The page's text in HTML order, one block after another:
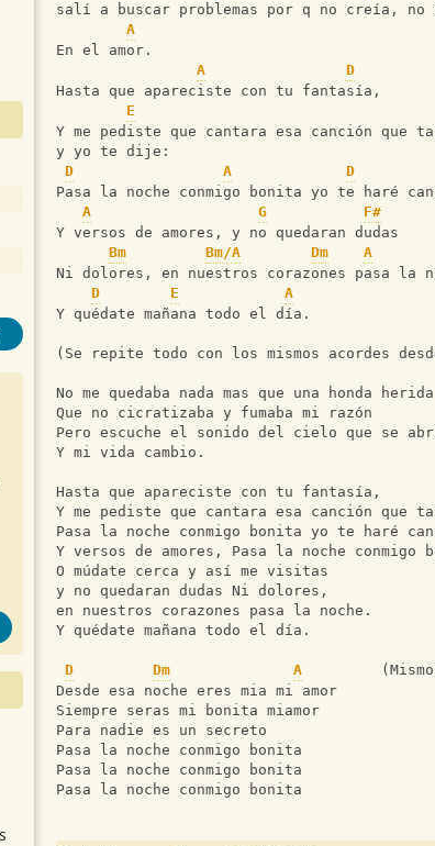
salí a buscar problemas por q no creía, no
A
En el amor.
A
D
Hasta que apareciste con tu fantasía,
E
Y me pediste que cantara esa canción que
y yo te dije:
D
A
D
Pasa la noche conmigo bonita yo te haré
A
G
F#
Y versos de amores, y no quedaran dudas
Bm
Bm/A Dm
A
Ni dolores, en nuestros corazones pasa la
D
E
A
Y quédate mañana todo el día.
(Se repite todo con los mismos acordes
No me quedaba nada mas que una honda herida
Que no cicratizaba y fumaba mi razón
Pero escuche el sonido del cielo que se
Y mi vida cambio.
Hasta que apareciste con tu fantasía,
Y me pediste que cantara esa canción que
Pasa la noche conmigo bonita yo te haré
Y versos de amores, Pasa la noche conmigo
O múdate cerca y así me visitas
y no quedaran dudas Ni dolores,
en nuestros corazones pasa la noche.
Y quédate mañana todo el día.
D Dm A
Desde esa noche eres mia mi amor
Siempre seras mi bonita miamor
Para nadie es un secreto
Pasa la noche conmigo bonita
Pasa la noche conmigo bonita
Pasa la noche conmigo bonita